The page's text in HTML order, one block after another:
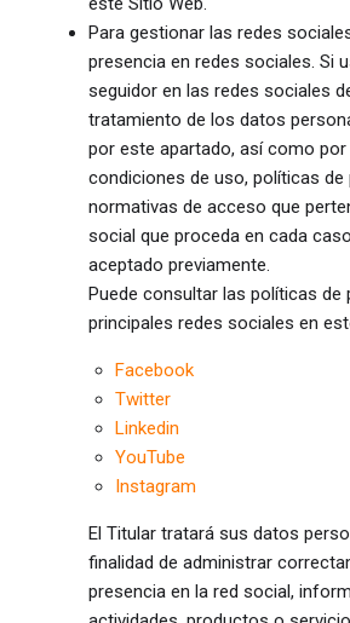
Para gestionar las redes
presencia en redes sociales. Si
seguidor en las redes sociales
tratamiento de los datos
por este apartado, así como por
condiciones de uso, políticas de
normativas de acceso que
social que proceda en cada
aceptado previamente.
Puede consultar las políticas de
principales redes sociales en
Facebook
Twitter
Linkedin
YouTube
Instagram
El Titular tratará sus datos
finalidad de administrar
presencia en la red social,